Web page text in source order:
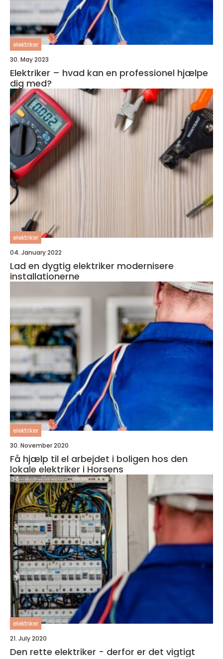
elektriker
30. May 2023
Elektriker – hvad kan en professionel hjælpe
dig med?
elektriker
04. January 2022
Lad en dygtig elektriker modernisere
installationerne
elektriker
30. November 2020
Få hjælp til el arbejdet i boligen hos den
lokale elektriker i Horsens
elektriker
21. July 2020
Den rette elektriker - derfor er det vigtigt